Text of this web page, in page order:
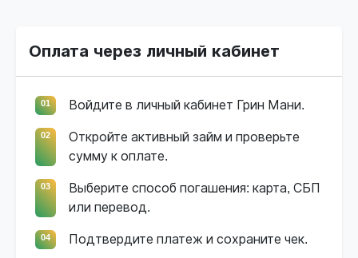
Оплата через личный кабинет
01 Войдите в личный кабинет Грин Мани.
02
Откройте активный займ и проверьте
сумму к оплате.
03
Выберите способ погашения: карта, СБП
или перевод.
04 Подтвердите платеж и сохраните чек.